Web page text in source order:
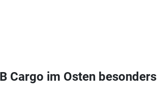
Cargo im Osten besonders